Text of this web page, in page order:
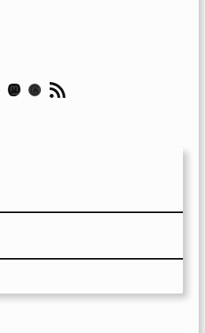
Mastodon Threads RSS-Feed